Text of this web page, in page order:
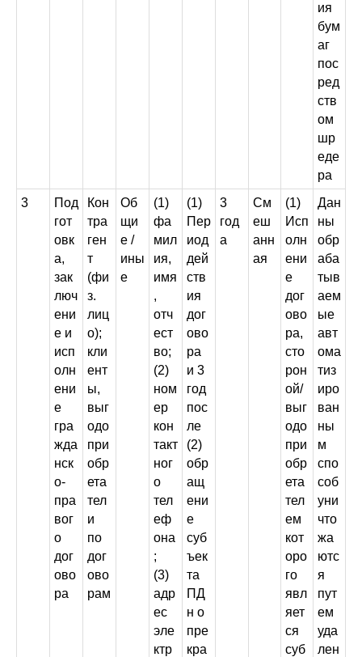
ия
бум
аг
пос
ред
ств
ом
шр
еде
ра
3
Под
гот
овк
а,
зак
люч
ени
е и
исп
олн
ени
е
гра
жда
нск
о-
пра
вог
о
дог
ово
ра
Кон
тра
ген
т
(фи
з.
лиц
о);
кли
ент
ы,
выг
одо
при
обр
ета
тел
и
по
дог
ово
рам
Об
щи
е /
ины
е
(1)
фа
мил
ия,
имя
,
отч
ест
во;
(2)
ном
ер
кон
такт
ног
о
тел
еф
она
;
(3)
адр
ес
эле
ктр
(1)
Пер
иод
дей
ств
ия
дог
ово
ра
и 3
год
пос
ле
(2)
обр
ащ
ени
е
суб
ъек
та
ПД
н о
пре
кра
3
год
а
См
еш
анн
ая
(1)
Исп
олн
ени
е
дог
ово
ра,
сто
рон
ой/
выг
одо
при
обр
ета
тел
ем
кот
оро
го
явл
яет
ся
суб
Дан
ны
обр
аба
тыв
аем
ые
авт
ома
тиз
иро
ван
ны
м
спо
соб
уни
что
жа
ютс
я
пут
ем
уда
лен